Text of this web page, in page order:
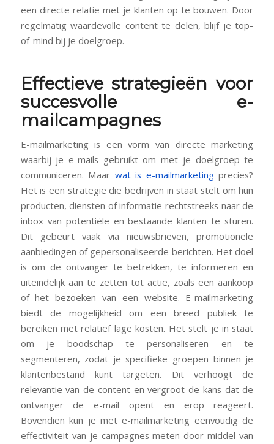
een directe relatie met je klanten op te bouwen. Door
regelmatig waardevolle content te delen, blijf je top-
of-mind bij je doelgroep.
Effectieve strategieën voor
succesvolle e-
mailcampagnes
E-mailmarketing is een vorm van directe marketing
waarbij je e-mails gebruikt om met je doelgroep te
communiceren. Maar wat is e-mailmarketingprecies?
Het is een strategie die bedrijven in staat stelt om hun
producten, diensten of informatie rechtstreeks naar de
inbox van potentiële en bestaande klanten te sturen.
Dit gebeurt vaak via nieuwsbrieven, promotionele
aanbiedingen of gepersonaliseerde berichten. Het doel
is om de ontvanger te betrekken, te informeren en
uiteindelijk aan te zetten tot actie, zoals een aankoop
of het bezoeken van een website. E-mailmarketing
biedt de mogelijkheid om een breed publiek te
bereiken met relatief lage kosten. Het stelt je in staat
om je boodschap te personaliseren en te
segmenteren, zodat je specifieke groepen binnen je
klantenbestand kunt targeten. Dit verhoogt de
relevantie van de content en vergroot de kans dat de
ontvanger de e-mail opent en erop reageert.
Bovendien kun je met e-mailmarketing eenvoudig de
effectiviteit van je campagnes meten door middel van